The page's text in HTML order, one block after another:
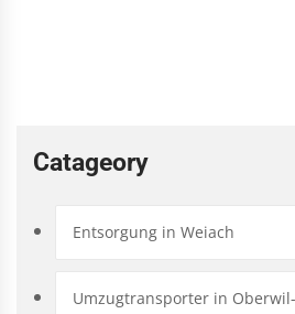
Catageory
Entsorgung in Weiach
Umzugtransporter in